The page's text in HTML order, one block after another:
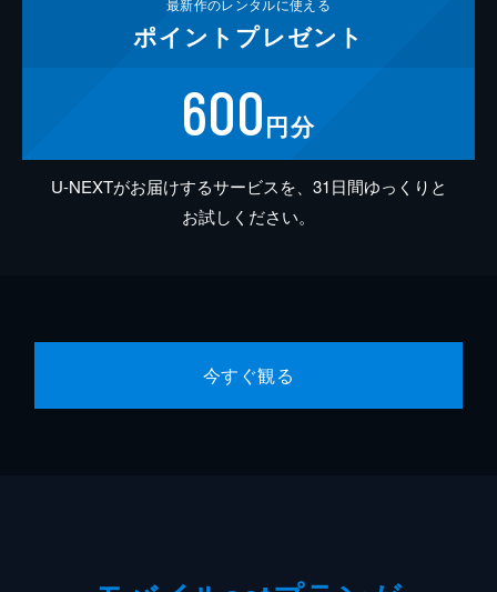
ポイント プレゼント
600円分
U-NEXTがお届けするサービスを、31日間ゆっくりと
お試しください。
今すぐ観る